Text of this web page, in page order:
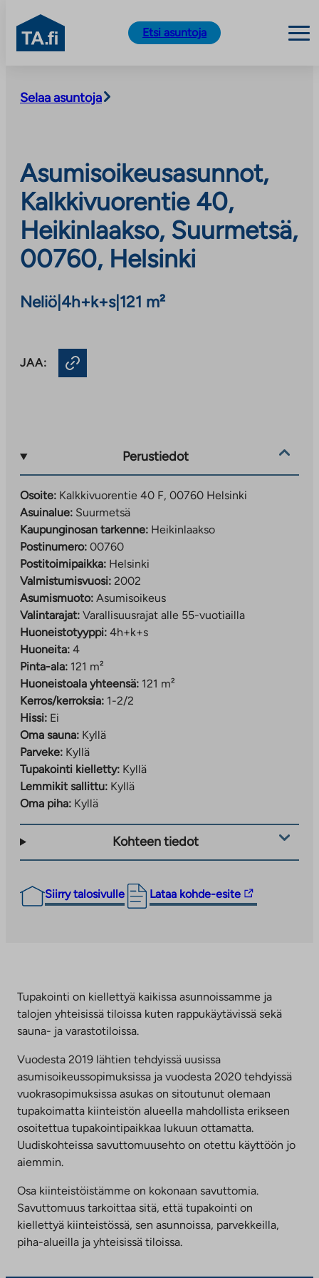
sisältöön
TA.fi
Etsi asuntoja
Selaa asuntoja
Asumisoikeusasunnot,
Kalkkivuorentie 40,
Heikinlaakso, Suurmetsä,
00760, Helsinki
Neliö 4h+k+s| 121 m²
JAA:
Perustiedot
Osoite: Kalkkivuorentie 40 F, 00760 Helsinki
Asuinalue: Suurmetsä
Kaupunginosan tarkenne: Heikinlaakso
Postinumero: 00760
Postitoimipaikka: Helsinki
Valmistumisvuosi: 2002
Asumismuoto: Asumisoikeus
Valintarajat: Varallisuusrajat alle 55-vuotiailla
Huoneistotyyppi: 4h+k+s
Huoneita: 4
Pinta-ala: 121 m²
Huoneistoala yhteensä: 121 m²
Kerros/kerroksia: 1-2/2
Hissi: Ei
Oma sauna: Kyllä
Parveke: Kyllä
Tupakointi kielletty: Kyllä
Lemmikit sallittu: Kyllä
Oma piha: Kyllä
Kohteen tiedot
Siirry talosivulle Lataa kohde-esite
Linkki
vie
uuteen
välilehteen
Tupakointi on kiellettyä kaikissa asunnoissamme ja
talojen yhteisissä tiloissa kuten rappukäytävissä sekä
sauna- ja varastotiloissa.
Vuodesta 2019 lähtien tehdyissä uusissa
asumisoikeussopimuksissa ja vuodesta 2020 tehdyissä
vuokrasopimuksissa asukas on sitoutunut olemaan
tupakoimatta kiinteistön alueella mahdollista erikseen
osoitettua tupakointipaikkaa lukuun ottamatta.
Uudiskohteissa savuttomuusehto on otettu käyttöön jo
aiemmin.
Osa kiinteistöistämme on kokonaan savuttomia.
Savuttomuus tarkoittaa sitä, että tupakointi on
kiellettyä kiinteistössä, sen asunnoissa, parvekkeilla,
piha-alueilla ja yhteisissä tiloissa.